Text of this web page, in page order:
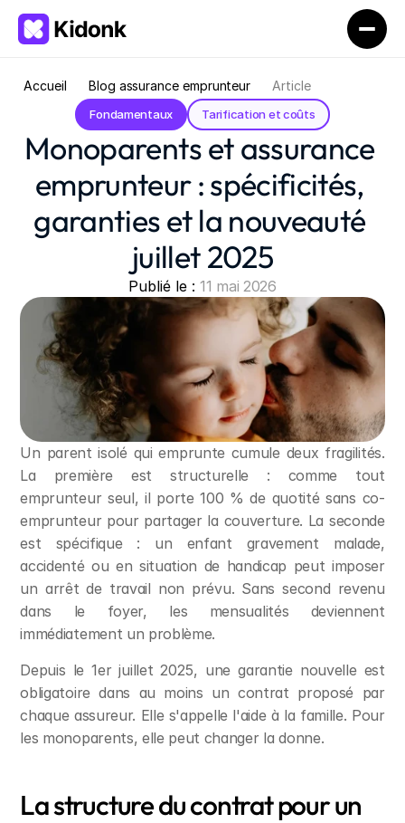
Accueil Blog assurance emprunteur Article
Fondamentaux Tarification et coûts
Monoparents et assurance
emprunteur : spécificités,
garanties et la nouveauté
juillet 2025
Publié le : 11 mai 2026
Un parent isolé qui emprunte cumule deux fragilités.
La première est structurelle : comme tout
emprunteur seul, il porte 100 % de quotité sans co-
emprunteur pour partager la couverture. La seconde
est spécifique : un enfant gravement malade,
accidenté ou en situation de handicap peut imposer
un arrêt de travail non prévu. Sans second revenu
dans le foyer, les mensualités deviennent
immédiatement un problème.
Depuis le 1er juillet 2025, une garantie nouvelle est
obligatoire dans au moins un contrat proposé par
chaque assureur. Elle s'appelle l'aide à la famille. Pour
les monoparents, elle peut changer la donne.
La structure du contrat pour un